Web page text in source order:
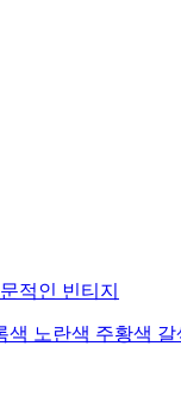
적인 빈티지
색 노란색 주황색